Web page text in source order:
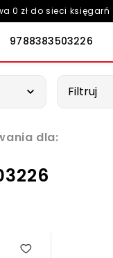
0 zł do sieci księgarń
9788383503226
dla:
Filtruj